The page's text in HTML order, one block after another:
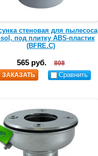
стеновая для пылесоса
под плитку ABS-пластик
(BFRE.C)
565 руб.
808
ЗАКАЗАТЬ
Сравнить